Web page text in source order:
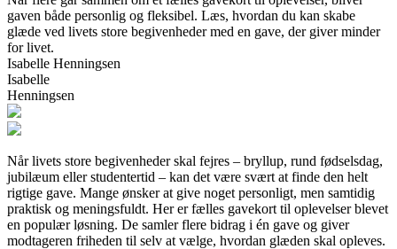
gaven både personlig og fleksibel. Læs, hvordan du kan skabe
glæde ved livets store begivenheder med en gave, der giver minder
for livet.
Isabelle Henningsen
Isabelle
Henningsen
Når livets store begivenheder skal fejres – bryllup, rund fødselsdag,
jubilæum eller studentertid – kan det være svært at finde den helt
rigtige gave. Mange ønsker at give noget personligt, men samtidig
praktisk og meningsfuldt. Her er fælles gavekort til oplevelser blevet
en populær løsning. De samler flere bidrag i én gave og giver
modtageren friheden til selv at vælge, hvordan glæden skal opleves.